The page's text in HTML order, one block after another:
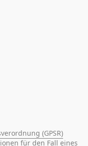
(GPSR)
für den Fall eines